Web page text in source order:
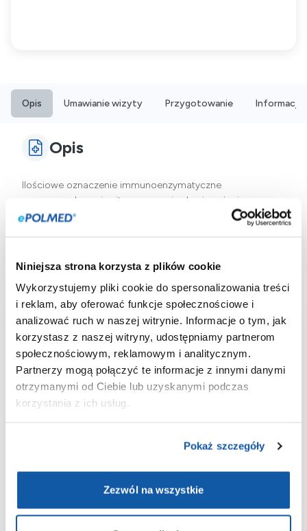
Niniejsza strona korzysta z plików cookie
Wykorzystujemy pliki cookie do spersonalizowania treści
i reklam, aby oferować funkcje społecznościowe i
analizować ruch w naszej witrynie. Informacje o tym, jak
korzystasz z naszej witryny, udostępniamy partnerom
społecznościowym, reklamowym i analitycznym.
Partnerzy mogą połączyć te informacje z innymi danymi
otrzymanymi od Ciebie lub uzyskanymi podczas
korzystania z ich usług.
Pokaż szczegóły
Zezwól na wszystkie
Opis Umawianie wizyty Przygotowanie Informacje
Opis
Ilościowe oznaczenie immunoenzymatyczne
przeprowadzane in vitro w surowicy krwi, z użyciem
ekstraktu alergenów M2, które wykrywa przeciwciała klasy
IgE specyficzne dla alergenów grzyba pleśniowego
uczuleń na pleśnie.
Aplikacja
ePOLMED
Wygodne umawianie i odwoływanie
Wyniki badań laboratoryjnych
Bezpieczeństwo danych dzięki